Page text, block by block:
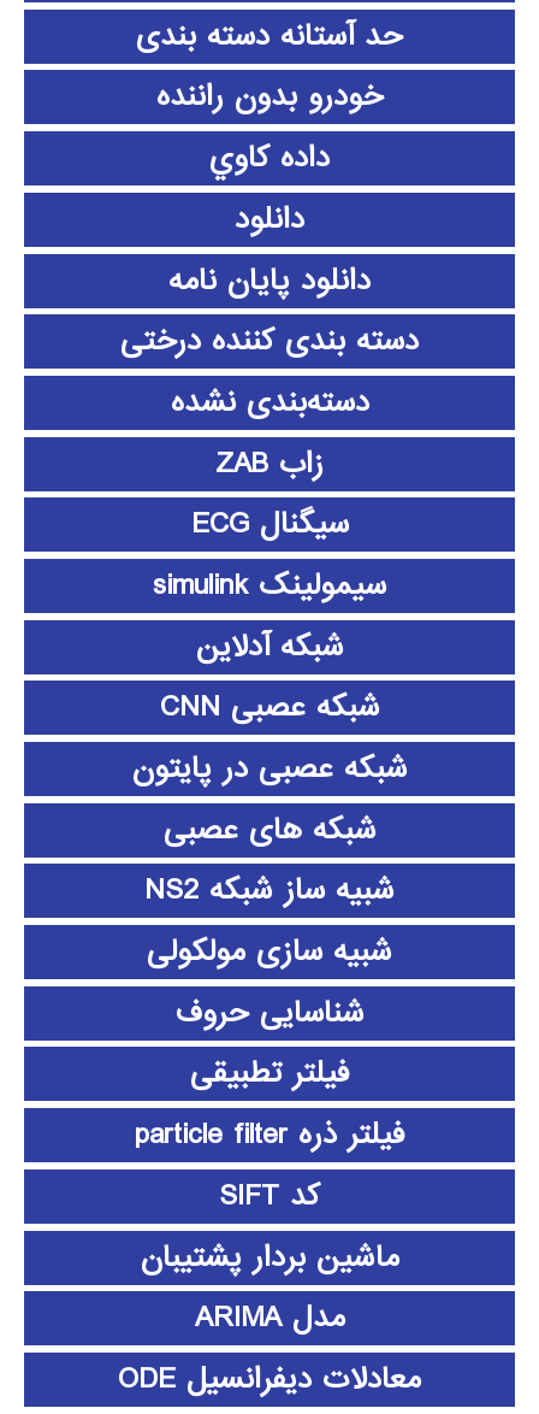
حد آستانه دسته بندی
خودرو بدون راننده
داده كاوي
دانلود
دانلود پايان نامه
دسته بندی کننده درختی
دسته‌بندی نشده
زاب ZAB
سیگنال ECG
سیمولینک simulink
شبکه آدلاین
شبکه عصبی CNN
شبکه عصبی در پایتون
شبکه های عصبی
شبیه ساز شبکه NS2
شبیه سازی مولکولی
شناسایی حروف
فیلتر تطبیقی
فیلتر ذره particle filter
کد SIFT
ماشین بردار پشتیبان
مدل ARIMA
معادلات دیفرانسیل ODE